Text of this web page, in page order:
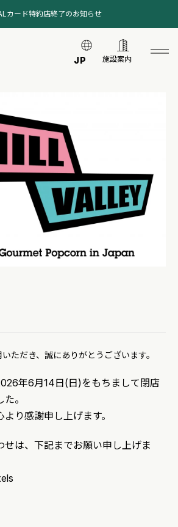
カード特約店終了のお知らせ
JP 施設案内
ただき、誠にありがとうございます。
年6月14日(日)をもちまして閉店
。
り感謝申し上げます。
せは、下記までお願い申し上げま